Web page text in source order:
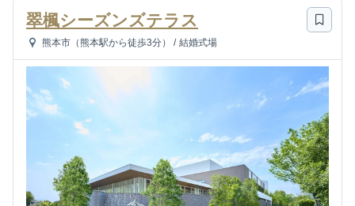
翠楓シーズンズテラス
熊本市（熊本駅から徒歩3分） / 結婚式場